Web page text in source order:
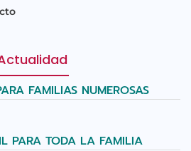
FAMILIAS NUMEROSAS
PARA TODA LA FAMILIA